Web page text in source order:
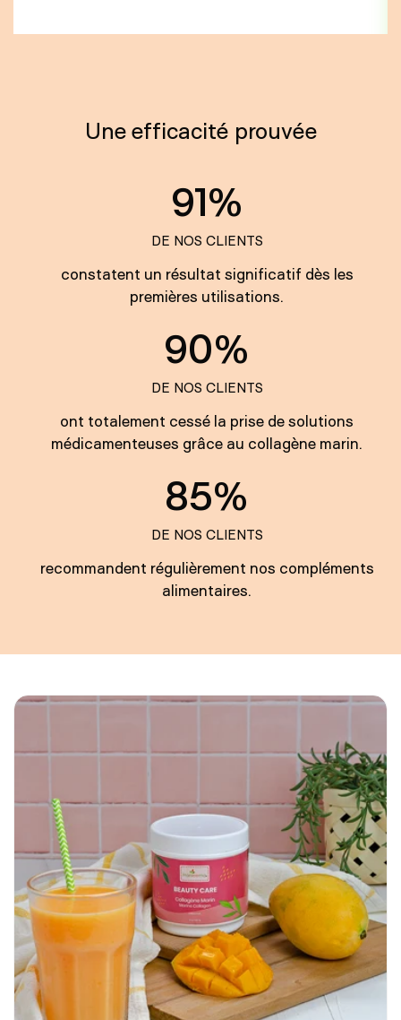
Une efficacité prouvée
91%
DE NOS CLIENTS
constatent un résultat significatif dès les
premières utilisations.
90%
DE NOS CLIENTS
ont totalement cessé la prise de solutions
médicamenteuses grâce au collagène marin.
85%
DE NOS CLIENTS
recommandent régulièrement nos compléments
alimentaires.